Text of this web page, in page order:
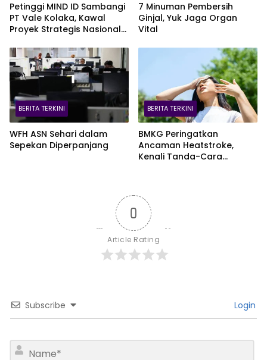
Petinggi MIND ID Sambangi
PT Vale Kolaka, Kawal
Proyek Strategis Nasional
7 Minuman Pembersih
Ginjal, Yuk Jaga Organ
Vital
BERITA TERKINI
WFH ASN Sehari dalam
Sepekan Diperpanjang
BERITA TERKINI
BMKG Peringatkan
Ancaman Heatstroke,
Kenali Tanda-Cara
0
Article Rating
Subscribe Login